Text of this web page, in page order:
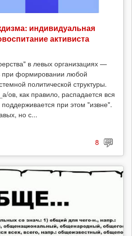
индивидуальная
активиста
в левых организациях —
при формировании любой
политической структуры.
ов, как правило, распадается вся
при этом "извне".
но с...
8